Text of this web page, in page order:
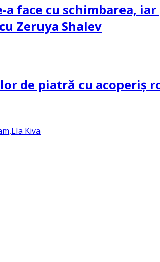
a face cu schimbarea,
Zeruya Shalev
de piatră cu acoperiș
,LIa Kiva